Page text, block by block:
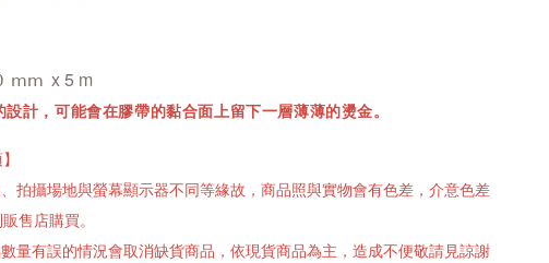
mm x 5 m
設計，可能會在膠帶的黏合面上留下一層薄薄的燙金。
拍攝場地與螢幕顯示器不同等緣故，商品照與實物會有色差，介意色差
售店購買。
量有誤的情況會取消缺貨商品，依現貨商品為主，造成不便敬請見諒謝